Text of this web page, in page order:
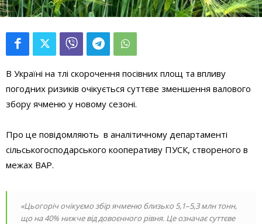
В Україні на тлі скорочення посівних площ та впливу
погодних ризиків очікується суттєве зменшення валового
збору ячменю у новому сезоні.
Про це повідомляють в аналітичному департаменті
сільськогосподарського кооперативу ПУСК, створеного в
межах ВАР.
«Цьогоріч очікуємо збір ячменю близько 5,1–5,3 млн тонн,
що на 40% нижче від довоєнного рівня. Це означає суттєве